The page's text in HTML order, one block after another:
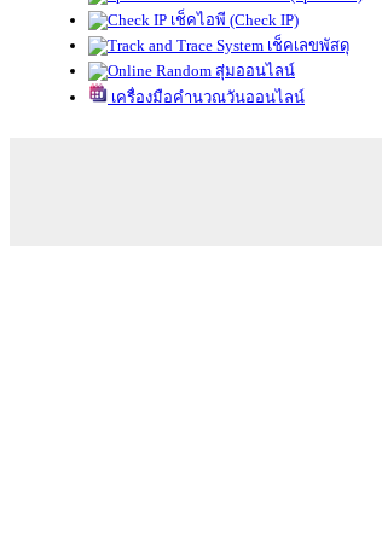
เช็คไอพี (Check IP)
เช็คเลขพัสดุ
สุ่มออนไลน์
เครื่องมือคำนวณวันออนไลน์